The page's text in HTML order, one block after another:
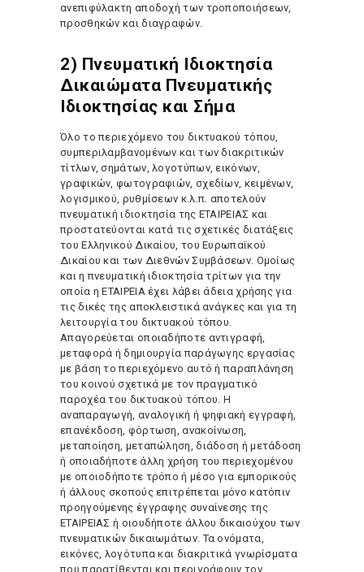
ανεπιφύλακτη αποδοχή των τροποποιήσεων,
προσθηκών και διαγραφών.
2) Πνευματική Ιδιοκτησία
Δικαιώματα Πνευματικής
Ιδιοκτησίας και Σήμα
Όλο το περιεχόμενο του δικτυακού τόπου,
συμπεριλαμβανομένων και των διακριτικών
τίτλων, σημάτων, λογοτύπων, εικόνων,
γραφικών, φωτογραφιών, σχεδίων, κειμένων,
λογισμικού, ρυθμίσεων κ.λ.π. αποτελούν
πνευματική ιδιοκτησία της ΕΤΑΙΡΕΙΑΣ και
προστατεύονται κατά τις σχετικές διατάξεις
του Ελληνικού Δικαίου, του Ευρωπαϊκού
Δικαίου και των Διεθνών Συμβάσεων. Ομοίως
και η πνευματική ιδιοκτησία τρίτων για την
οποία η ΕΤΑΙΡΕΙΑ έχει λάβει άδεια χρήσης για
τις δικές της αποκλειστικά ανάγκες και για τη
λειτουργία του δικτυακού τόπου.
Απαγορεύεται οποιαδήποτε αντιγραφή,
μεταφορά ή δημιουργία παράγωγης εργασίας
με βάση το περιεχόμενο αυτό ή παραπλάνηση
του κοινού σχετικά με τον πραγματικό
παροχέα του δικτυακού τόπου. Η
αναπαραγωγή, αναλογική ή ψηφιακή εγγραφή,
επανέκδοση, φόρτωση, ανακοίνωση,
μεταποίηση, μεταπώληση, διάδοση ή μετάδοση
ή οποιαδήποτε άλλη χρήση του περιεχομένου
με οποιοδήποτε τρόπο ή μέσο για εμπορικούς
ή άλλους σκοπούς επιτρέπεται μόνο κατόπιν
προηγούμενης έγγραφης συναίνεσης της
ΕΤΑΙΡΕΙΑΣ ή οιουδήποτε άλλου δικαιούχου των
πνευματικών δικαιωμάτων. Τα ονόματα,
εικόνες, λογότυπα και διακριτικά γνωρίσματα
που παρατίθενται και περιγράφουν τον